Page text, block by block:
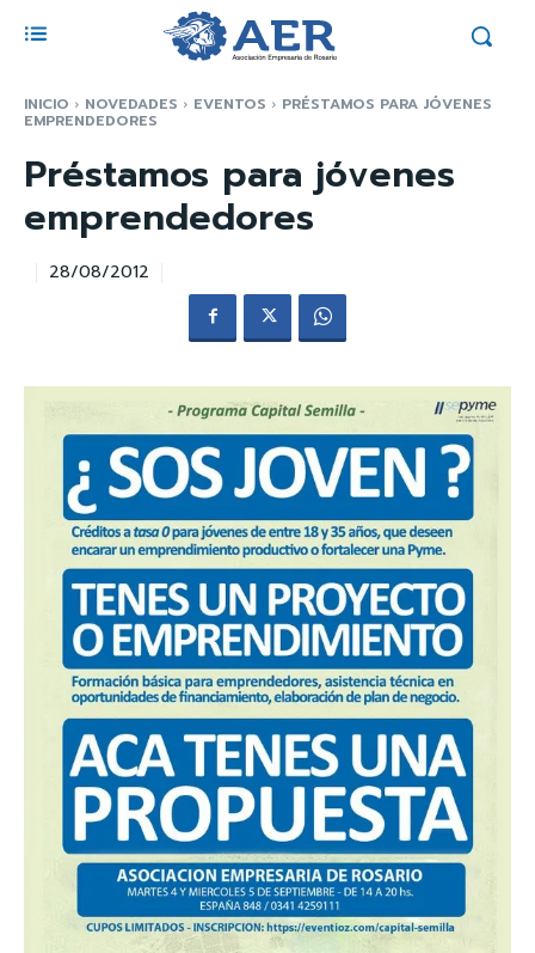
INICIO NOVEDADES EVENTOS PRÉSTAMOS PARA JÓVENES
EMPRENDEDORES
Préstamos para jóvenes
emprendedores
28/08/2012